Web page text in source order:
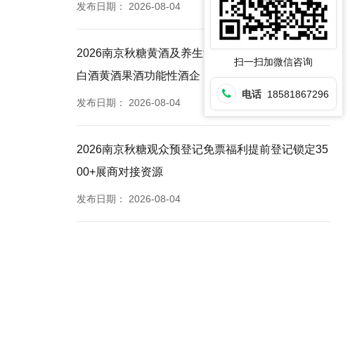
发布日期： 2026-08-04
2026南京秋糖黄酒及养生酒专区深耕酿造创新适配
白酒黄酒果酒功能性酒企
发布日期： 2026-08-04
2026南京秋糖观众预登记免票福利提前登记锁定35
00+展商对接资源
发布日期： 2026-08-04
扫一扫加微信咨询
电话 18581867296